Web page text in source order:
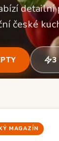
české
3
MAGAZÍN